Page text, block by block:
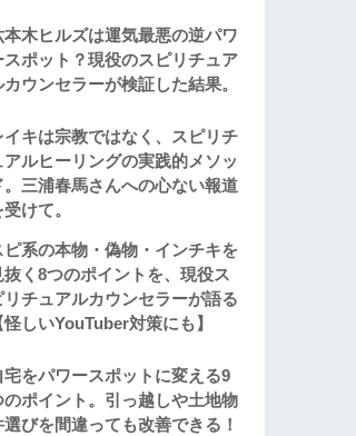
本木ヒルズは運気最悪の逆パワ
スポット？現役のスピリチュア
カウンセラーが検証した結果。
イキは宗教ではなく、スピリチ
アルヒーリングの実践的メソッ
。三浦春馬さんへの心ない報道
受けて。
ピ系の本物・偽物・インチキを
抜く8つのポイントを、現役ス
リチュアルカウンセラーが語る
怪しいYouTuber対策にも】
宅をパワースポットに変える9
のポイント。引っ越しや土地物
選びを間違っても改善できる！